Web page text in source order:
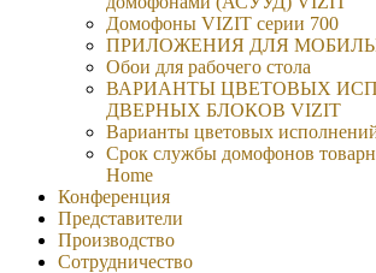
Домофоны VIZIT серии 700
ПРИЛОЖЕНИЯ ДЛЯ
Обои для рабочего стола
ВАРИАНТЫ ЦВЕТОВЫХ
ДВЕРНЫХ БЛОКОВ VIZIT
Варианты цветовых
Срок службы домофонов
Home
Конференция
Представители
Производство
Сотрудничество